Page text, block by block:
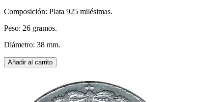
Composición: Plata 925 milésimas.
Peso: 26 gramos.
Diámetro: 38 mm.
Añadir al carrito